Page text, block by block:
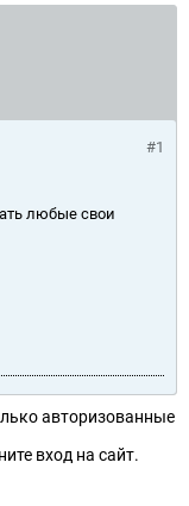
#1
любые свои
авторизованные
вход на сайт.